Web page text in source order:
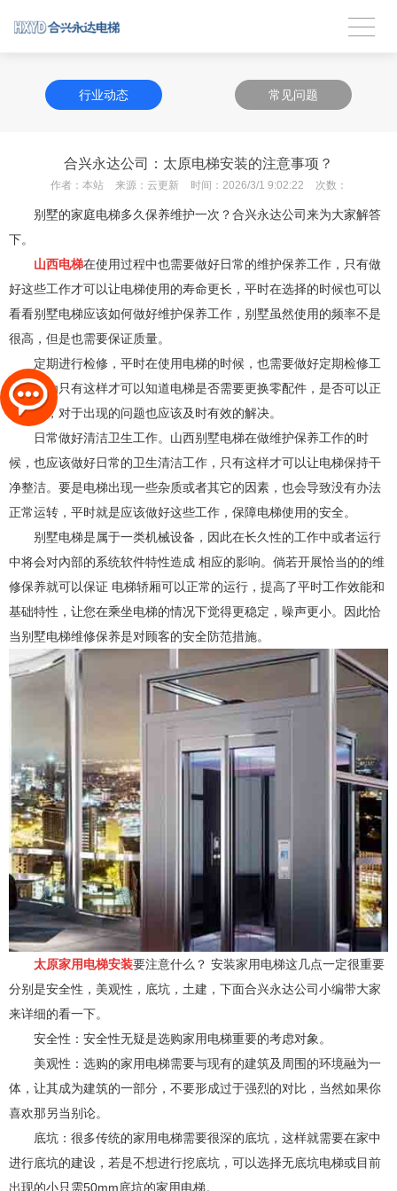
行业动态 常见问题
合兴永达公司：太原电梯安装的注意事项？
作者： 本站 来源： 云更新 时间： 2026/3/1 9:02:22 次数：
别墅的家庭电梯多久保养维护一次？合兴永达公司来为大家解答
下。
山西电梯在使用过程中也需要做好日常的维护保养工作，只有做
好这些工作才可以让电梯使用的寿命更长，平时在选择的时候也可以
看看别墅电梯应该如何做好维护保养工作，别墅虽然使用的频率不是
很高，但是也需要保证质量。
定期进行检修 ，平时在使用电梯的时候，也需要做好定期检修工
作，因为只有这样才可以知道电梯是否需要更换零配件，是否可以正
常运转，对于出现的问题也应该及时有效的解决。
日常做好清洁卫生工作。山西别墅电梯在做维护保养工作的时
候，也应该做好日常的卫生清洁工作，只有这样才可以让电梯保持干
净整洁。要是电梯出现一些杂质或者其它的因素，也会导致没有办法
正常运转，平时就是应该做好这些工作，保障电梯使用的安全。
别墅电梯是属于一类机械设备，因此在长久性的工作中或者运行
中将会对內部的系统软件特性造成 相应的影响。倘若开展恰当的的维
修保养就可以保证 电梯轿厢可以正常的运行，提高了平时工作效能和
基础特性，让您在乘坐电梯的情况下觉得更稳定，噪声更小。因此恰
当别墅电梯维修保养是对顾客的安全防范措施。
太原家用电梯安装要注意什么？ 安装家用电梯这几点一定很重要
分别是安全性，美观性，底坑，土建，下面合兴永达公司小编带大家
来详细的看一下。
安全性：安全性无疑是选购家用电梯重要的考虑对象。
美观性：选购的家用电梯需要与现有的建筑及周围的环境融为一
体，让其成为建筑的一部分，不要形成过于强烈的对比，当然如果你
喜欢那另当别论。
底坑：很多传统的家用电梯需要很深的底坑，这样就需要在家中
进行底坑的建设，若是不想进行挖底坑，可以选择无底坑电梯或目前
出现的小只需50mm底坑的家用电梯。